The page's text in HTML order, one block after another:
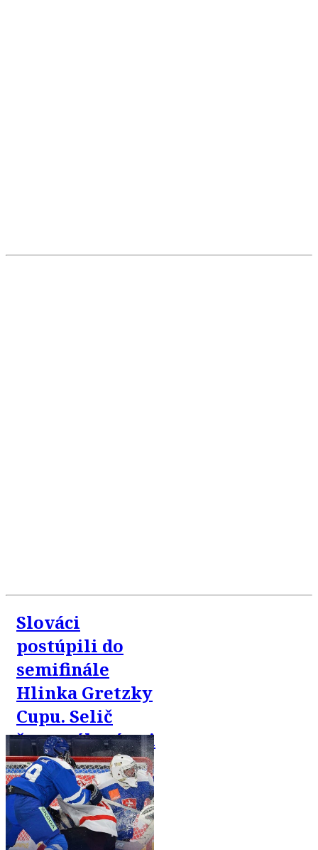
Slováci
postúpili do
semifinále
Hlinka Gretzky
Cupu. Selič
štvorgólový pri
výhre nad
Švajčiarmi